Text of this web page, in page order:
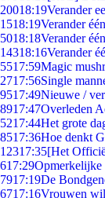
20018:19Verander
1518:19Verander
5018:18Verander
14318:16Verander
5517:59Magic
2717:56Single
9517:49Nieuwe /
8917:47Overleden
5217:44Het grote
8517:36Hoe denkt
12317:35[Het
617:29Opmerkelijke
7917:19De
6717:16Vrouwen